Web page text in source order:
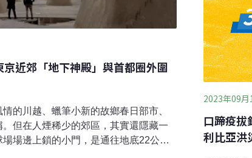
近郊「地下神殿」與首都圈外圍
的川越、蠟筆小新的故鄉春日部市、
但在人煙稀少的郊區，其實還隱藏一
場邊上鎖的小門，是通往地底22公尺
2023年09月
口蹄疫拔
利比亞洪